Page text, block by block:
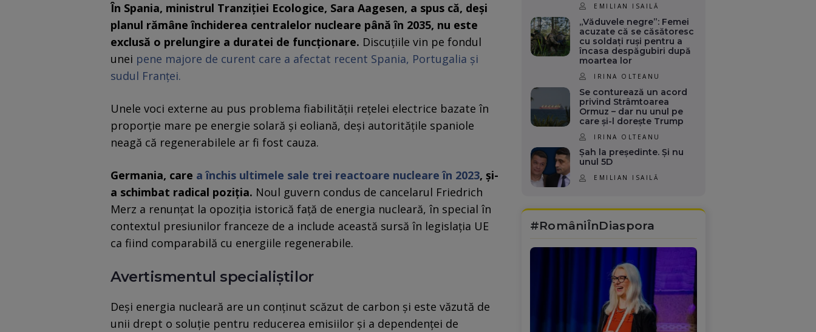
În Spania, ministrul Tranziţiei Ecologice, Sara Aagesen, a spus că, deşi
planul rămâne închiderea centralelor nucleare până în 2035, nu este
exclusă o prelungire a duratei de funcţionare. Discuţiile vin pe fondul
unei pene majore de curent care a afectat recent Spania, Portugalia şi
sudul Franţei.
Unele voci externe au pus problema fiabilităţii reţelei electrice bazate în
proporţie mare pe energie solară şi eoliană, deşi autorităţile spaniole
neagă că regenerabilele ar fi fost cauza.
Germania, care a închis ultimele sale trei reactoare nucleare în 2023, şi-
a schimbat radical poziţia. Noul guvern condus de cancelarul Friedrich
Merz a renunţat la opoziţia istorică faţă de energia nucleară, în special în
contextul presiunilor franceze de a include această sursă în legislaţia UE
ca fiind comparabilă cu energiile regenerabile.
Avertismentul specialiștilor
Deşi energia nucleară are un conţinut scăzut de carbon şi este văzută de
unii drept o soluţie pentru reducerea emisiilor şi a dependenţei de
EMILIAN ISAILĂ
„Văduvele negre”: Femei
acuzate că se căsătoresc
cu soldați ruși pentru a
încasa despăgubiri după
moartea lor
IRINA OLTEANU
Se conturează un acord
privind Strâmtoarea
Ormuz – dar nu unul pe
care și-l dorește Trump
IRINA OLTEANU
Șah la președinte. Și nu
unul 5D
EMILIAN ISAILĂ
#RomâniÎnDiaspora